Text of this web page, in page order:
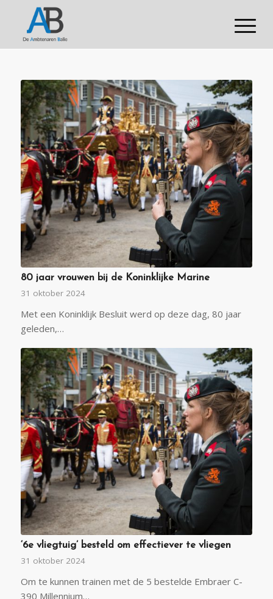
80 jaar vrouwen bij de Koninklijke Marine
31 oktober 2024
Met een Koninklijk Besluit werd op deze dag, 80 jaar
geleden,…
‘6e vliegtuig’ besteld om effectiever te vliegen
31 oktober 2024
Om te kunnen trainen met de 5 bestelde Embraer C-
390 Millennium…